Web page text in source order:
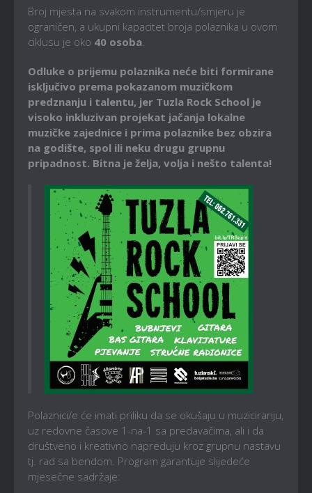
Broj mjesta na svakom instrumentu/smjeru je
ograničen, a ukupni kapacitet broja polaznika u ovom
ciklusu je oko 40 osoba.
Odluke o prijemu polaznika neće biti formirane
isključivo prema pokazanom muzičkom
predznanju i talentu, jer Tuzla Rock School je
visoko inkluzivan projekat jačanja lokalne
muzičke zajednice i prima polaznike bez obzira
na godište, spol ili neku drugu grupnu
pripadnost. Bitna je želja, volja i nešto talenta!
Polaznici/e će imati priliku da se okušaju u muziciranju,
uz redovne časove 1-na-1 sa predavačima, ali i da
društveno i kreativno napreduju kroz grupnu nastavu
tj. rad sa bendom. Program garantuje slijedeće
mjesečne sadržaje: